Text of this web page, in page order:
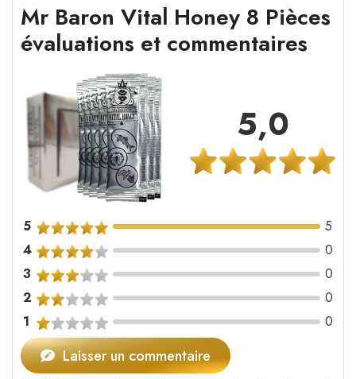
Mr Baron Vital Honey 8 Pièces
évaluations et commentaires
5,0
5
5
4
0
3
0
2
0
1
0
Laisser un commentaire